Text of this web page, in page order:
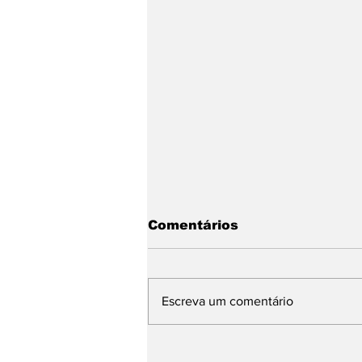
Comentários
Escreva um comentário